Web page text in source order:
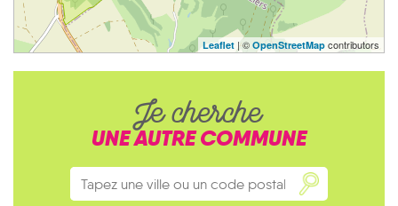
Leaflet | © OpenStreetMap contributors
Je cherche
UNE AUTRE COMMUNE